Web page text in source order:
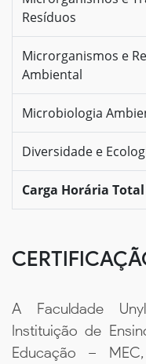
Resíduos
Microrganismos e
Ambiental
Microbiologia
Diversidade e
Carga Horária Total
A Faculdade
Instituição de
Educação –